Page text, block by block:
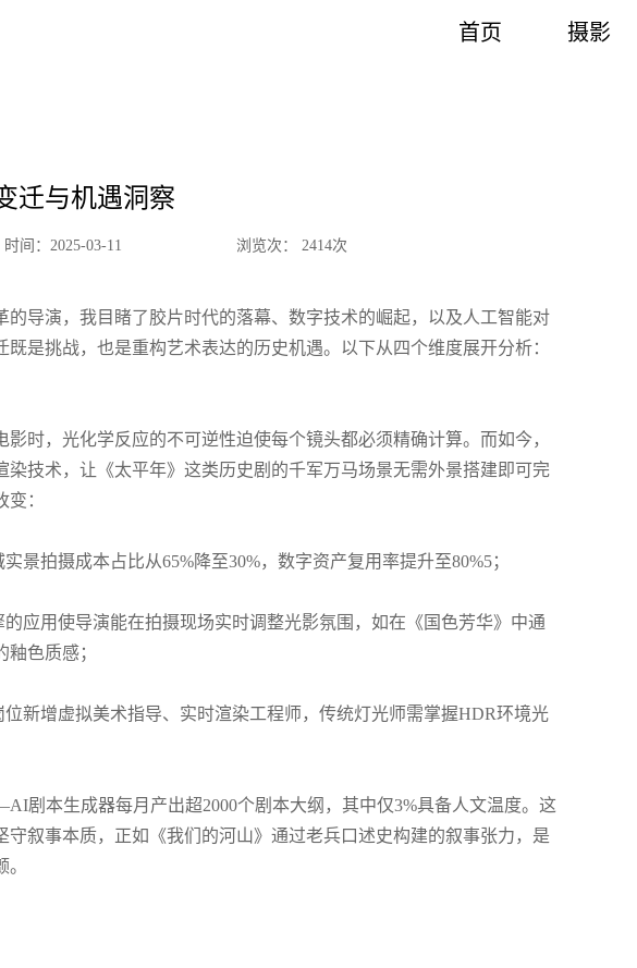
首页 摄影
迁与机遇洞察
时间：2025-03-11 浏览次： 2414次
的导演，我目睹了胶片时代的落幕、数字技术的崛起，以及人工智能对
是挑战，也是重构艺术表达的历史机遇。以下从四个维度展开分析：
影时，光化学反应的不可逆性迫使每个镜头都必须精确计算。而如今，
染技术，让《太平年》这类历史剧的千军万马场景无需外景搭建即可完
：
景拍摄成本占比从65%降至30%，数字资产复用率提升至80%5；
应用使导演能在拍摄现场实时调整光影氛围，如在《国色芳华》中通
色质感；
新增虚拟美术指导、实时渲染工程师，传统灯光师需掌握HDR环境光
剧本生成器每月产出超2000个剧本大纲，其中仅3%具备人文温度。这
守叙事本质，正如《我们的河山》通过老兵口述史构建的叙事张力，是